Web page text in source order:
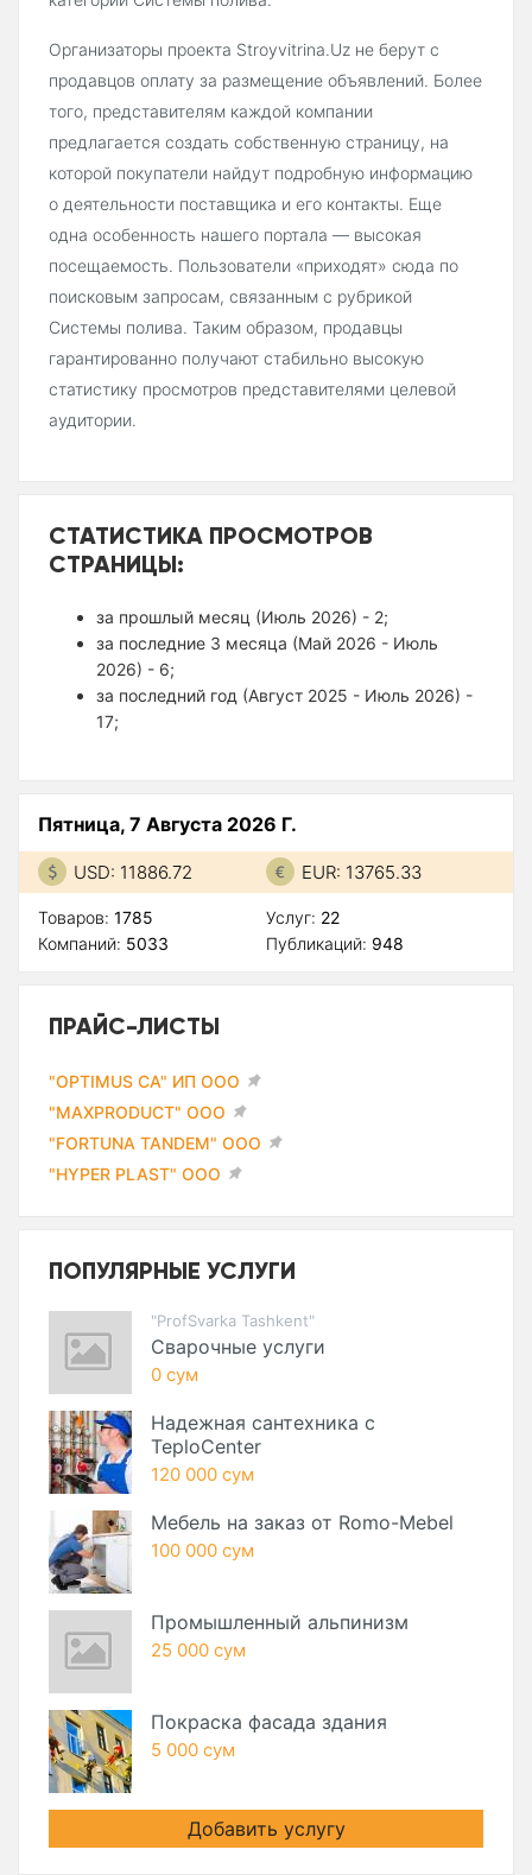
Организаторы проекта Stroyvitrina.Uz не берут с
продавцов оплату за размещение объявлений. Более
того, представителям каждой компании
предлагается создать собственную страницу, на
которой покупатели найдут подробную информацию
о деятельности поставщика и его контакты. Еще
одна особенность нашего портала — высокая
посещаемость. Пользователи «приходят» сюда по
поисковым запросам, связанным с рубрикой
Системы полива. Таким образом, продавцы
гарантированно получают стабильно высокую
статистику просмотров представителями целевой
аудитории.
СТАТИСТИКА ПРОСМОТРОВ
СТРАНИЦЫ:
за прошлый месяц (Июль 2026) - 2;
за последние 3 месяца (Май 2026 - Июль
2026) - 6;
за последний год (Август 2025 - Июль 2026) -
17;
Пятница, 7 Августа 2026 Г.
USD: 11886.72 EUR: 13765.33
Товаров: 1785
Компаний: 5033
Услуг: 22
Публикаций: 948
ПРАЙС-ЛИСТЫ
"OPTIMUS CA" ИП ООО
"MAXPRODUCT" ООО
"FORTUNA TANDEM" ООО
"HYPER PLAST" ООО
ПОПУЛЯРНЫЕ УСЛУГИ
"ProfSvarka Tashkent"
Сварочные услуги
0 сум
Надежная сантехника с
TeploCenter
120 000 сум
Мебель на заказ от Romo-Mebel
100 000 сум
Промышленный альпинизм
25 000 сум
Покраска фасада здания
5 000 сум
Добавить услугу